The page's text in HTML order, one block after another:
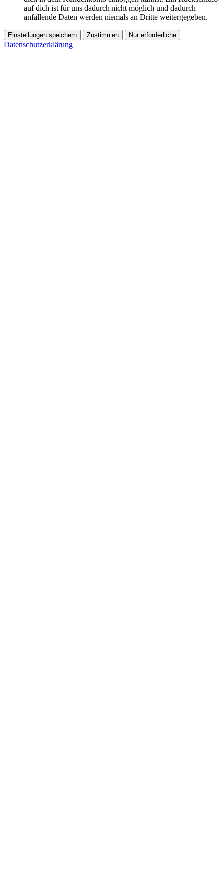
auf dich ist für uns dadurch nicht möglich und dadurch
anfallende Daten werden niemals an Dritte weitergegeben.
Einstellungen speichern Zustimmen Nur erforderliche
Datenschutzerklärung